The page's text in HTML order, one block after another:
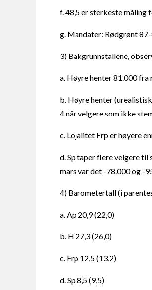
f. 48,5 er sterkeste måling
g. Mandater: Rødgrønt
3) Bakgrunnstallene,
a. Høyre henter 81.000 fra
b. Høyre henter
4 når velgere som ikke
c. Lojalitet Frp er høyere
d. Sp taper flere velgere til
mars var det -78.000 og -
4) Barometertall (i
a. Ap 20,9 (22,0)
b. H 27,3 (26,0)
c. Frp 12,5 (13,2)
d. Sp 8,5 (9,5)